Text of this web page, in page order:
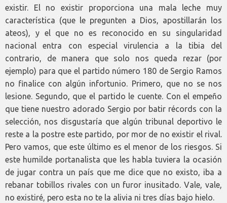
existir. El no existir proporciona una mala leche muy
característica (que le pregunten a Dios, apostillarán los
ateos), y el que no es reconocido en su singularidad
nacional entra con especial virulencia a la tibia del
contrario, de manera que solo nos queda rezar (por
ejemplo) para que el partido número 180 de Sergio Ramos
no finalice con algún infortunio. Primero, que no se nos
lesione. Segundo, que el partido le cuente. Con el empeño
que tiene nuestro adorado Sergio por batir récords con la
selección, nos disgustaría que algún tribunal deportivo le
reste a la postre este partido, por mor de no existir el rival.
Pero vamos, que este último es el menor de los riesgos. Si
este humilde portanalista que les habla tuviera la ocasión
de jugar contra un país que me dice que no existo, iba a
rebanar tobillos rivales con un furor inusitado. Vale, vale,
no existiré, pero esta no te la alivia ni tres días bajo hielo.